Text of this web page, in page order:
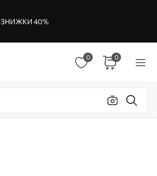
ЗНИЖКИ 40%
0 0